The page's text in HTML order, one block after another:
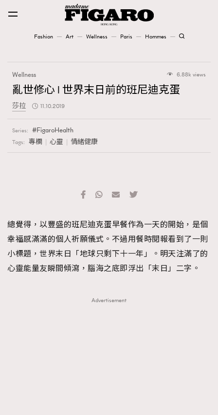
Fashion Art Wellness Paris Hommes
Art
Wellness
Paris
Hommes
TRENDING
AFrenchMind 3
DressLikeAParisienne 1
FashionWeek
Karena Lam is On Our Cover
#FigaroExhibition 群星力撐MF X Leung Mo《See
You In My Dream》展覽
Wellness 6.88k views
亂世修心 l 世界末日前的班尼迪克蛋
莎拉 11.10.2019
Series: FigaroHealth
Tags: 專欄 心靈 情緒健康
總覺得，以豐盛的班尼迪克蛋早餐作為一天的開始，是個
幸福感滿滿的個人祈願儀式。不過用餐時閱報看到了一則
小標題，世界末日「地球只剩下十一年」。明天注滿了的
心靈能量友瞬間傾瀉，腦海之底即浮出「末日」二字。
Advertisement